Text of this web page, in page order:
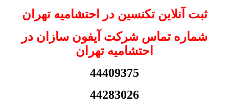
ثبت آنلاین تکنسین در احتشامیه تهران
شماره تماس شرکت آیفون سازان در
احتشامیه تهران
44409375
44283026